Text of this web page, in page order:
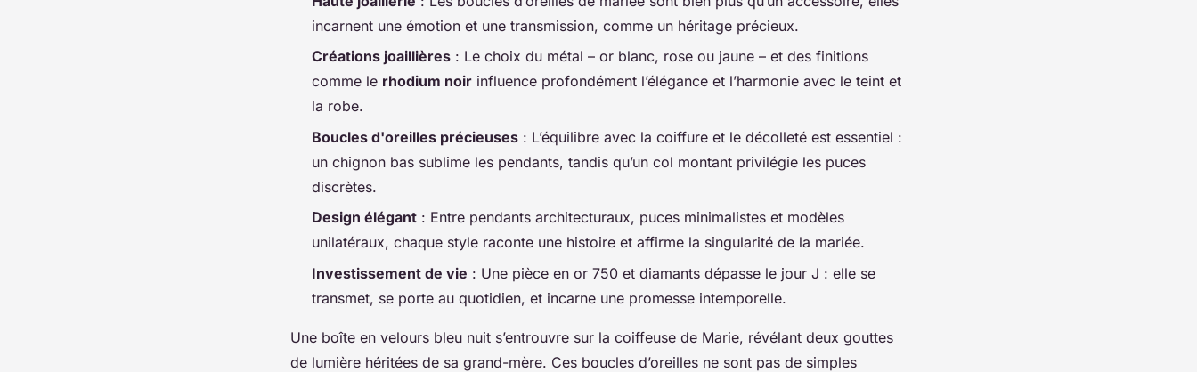
joaillerie subliméesincarnent une émotion et une transmission, comme un héritage précieux.
Créations joaillières : Le choix du métal – or blanc, rose ou jaune – et des finitions
comme le rhodium noir influence profondément l’élégance et l’harmonie avec le teint et
la robe.
Boucles d'oreilles précieuses : L’équilibre avec la coiffure et le décolleté est essentiel :
un chignon bas sublime les pendants, tandis qu’un col montant privilégie les puces
discrètes.
Design élégant : Entre pendants architecturaux, puces minimalistes et modèles
unilatéraux, chaque style raconte une histoire et affirme la singularité de la mariée.
Investissement de vie : Une pièce en or 750 et diamants dépasse le jour J : elle se
transmet, se porte au quotidien, et incarne une promesse intemporelle.
Une boîte en velours bleu nuit s’entrouvre sur la coiffeuse de Marie, révélant deux gouttes
de lumière héritées de sa grand-mère. Ces boucles d’oreilles ne sont pas de simples